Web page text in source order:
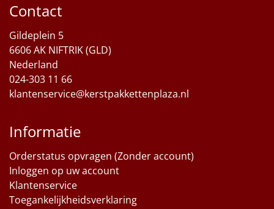
Contact
Gildeplein 5
6606 AK NIFTRIK (GLD)
Nederland
024-303 11 66
klantenservice@kerstpakkettenplaza.nl
Informatie
Orderstatus opvragen (Zonder account)
Inloggen op uw account
Klantenservice
Toegankelijkheidsverklaring